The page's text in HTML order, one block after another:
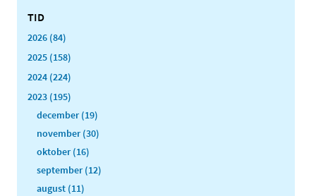
TID
2026 (84)
2025 (158)
2024 (224)
2023 (195)
december (19)
november (30)
oktober (16)
september (12)
august (11)